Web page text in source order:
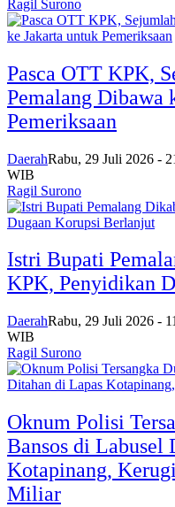
Ragil Surono
Pasca OTT KPK,
Pemalang Dibawa
Pemeriksaan
DaerahRabu, 29 Juli 2026 -
WIB
Ragil Surono
Istri Bupati
KPK, Penyidikan
DaerahRabu, 29 Juli 2026 -
WIB
Ragil Surono
Oknum Polisi
Bansos di Labusel
Kotapinang,
Miliar